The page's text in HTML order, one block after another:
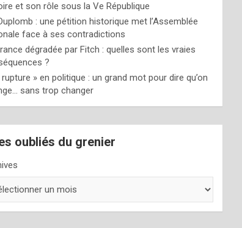
et son rôle sous la Ve République
: une pétition historique met l’Assemblée
face à ses contradictions
dégradée par Fitch : quelles sont les vraies
?
rupture » en politique : un grand mot pour dire qu’on
sans trop changer
oubliés du grenier